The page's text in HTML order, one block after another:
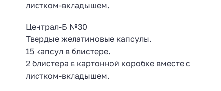
листком-вкладышем.
Централ-Б №30
Твердые желатиновые капсулы.
15 капсул в блистере.
2 блистера в картонной коробке вместе с
листком-вкладышем.